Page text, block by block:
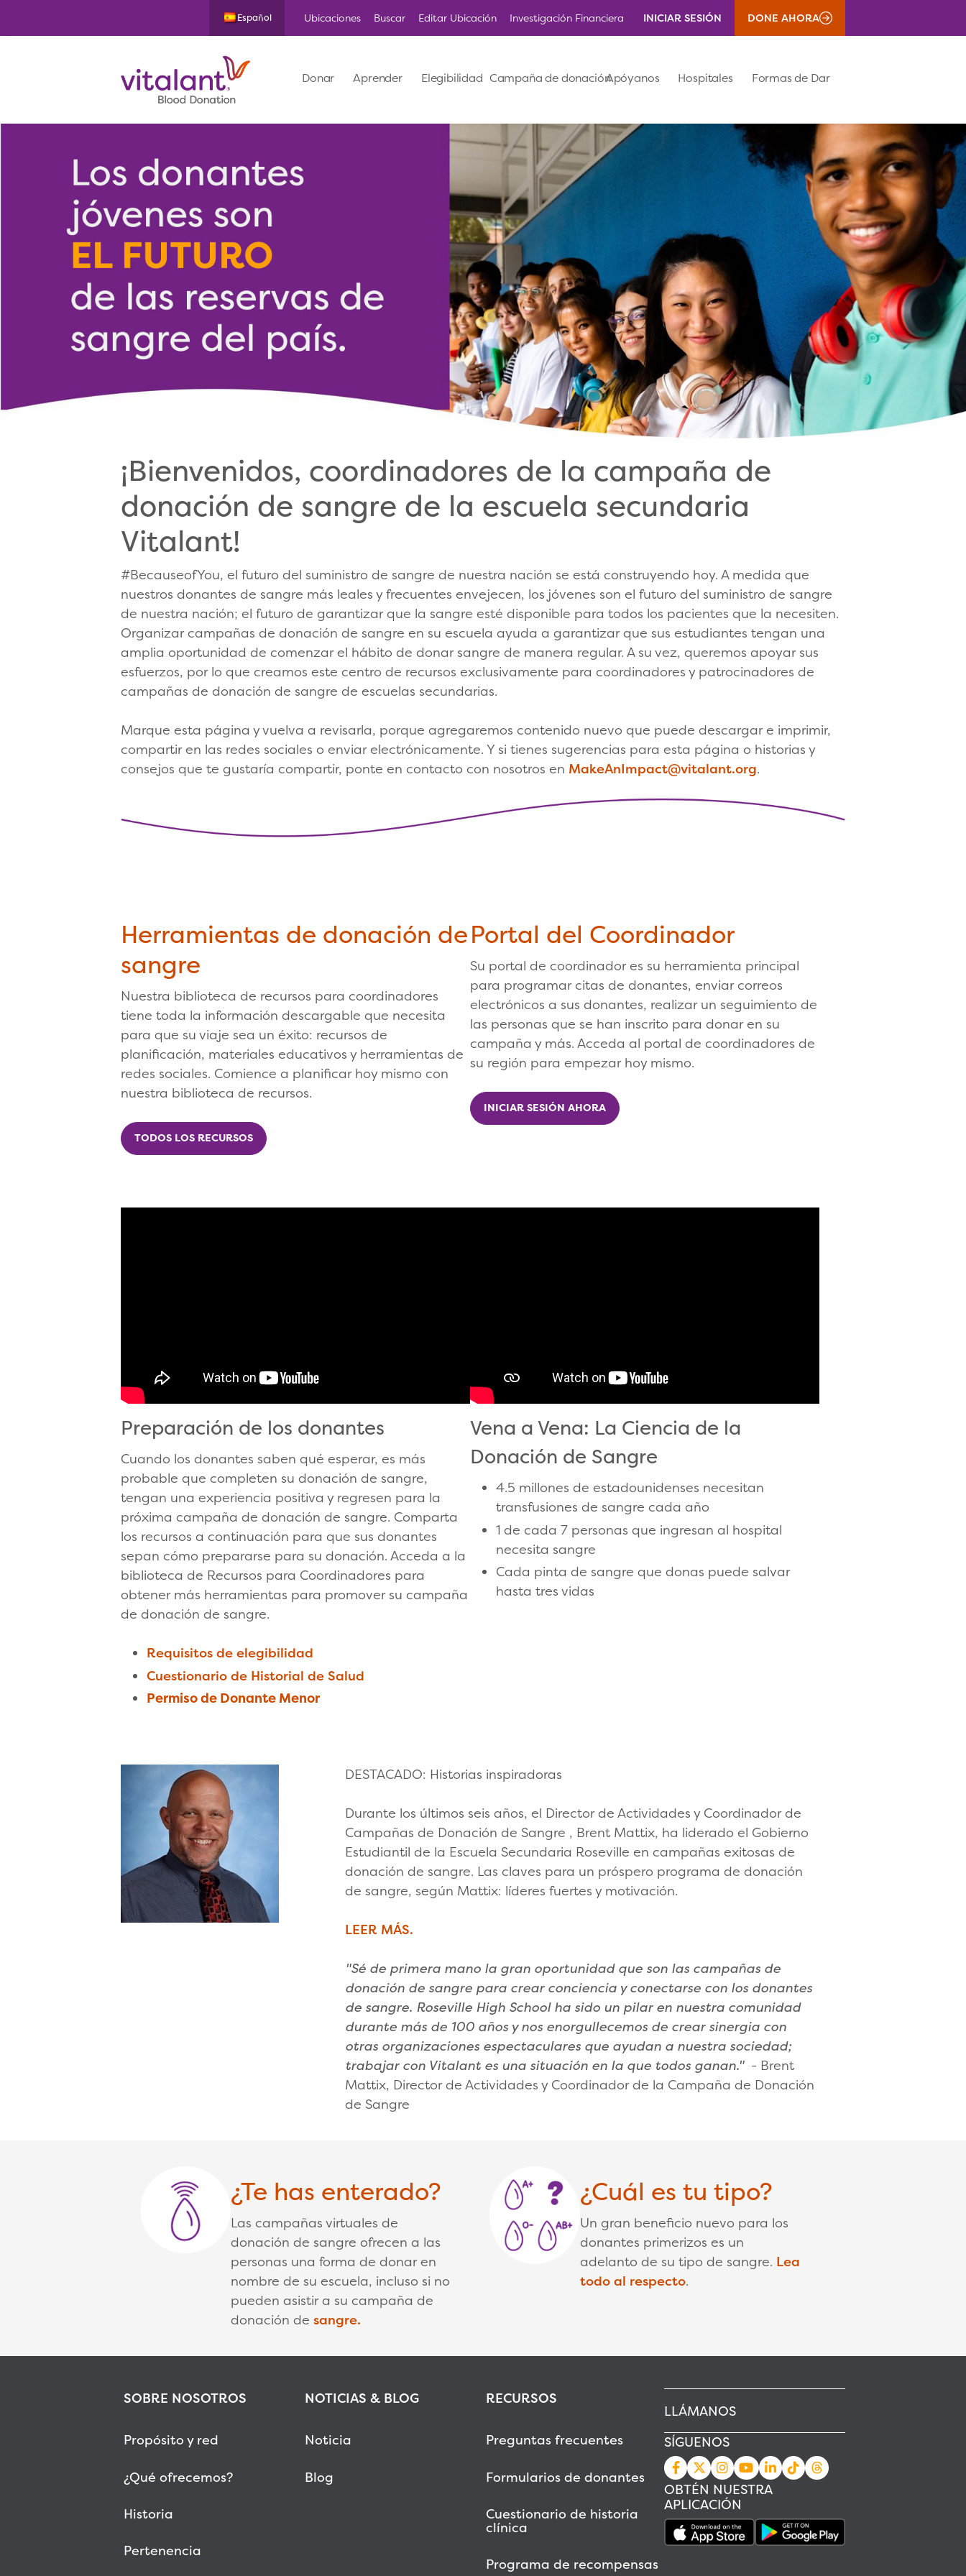
Español Ubicaciones Buscar Editar Ubicación Investigación Financiera INICIAR SESIÓN DONE AHORA
Donar Aprender Elegibilidad Campaña de donaciónApóyanos Hospitales Formas de Dar
¡Bienvenidos, coordinadores de la campaña de
donación de sangre de la escuela secundaria
Vitalant!
#BecauseofYou, el futuro del suministro de sangre de nuestra nación se está construyendo hoy. A medida que
nuestros donantes de sangre más leales y frecuentes envejecen, los jóvenes son el futuro del suministro de sangre
de nuestra nación; el futuro de garantizar que la sangre esté disponible para todos los pacientes que la necesiten.
Organizar campañas de donación de sangre en su escuela ayuda a garantizar que sus estudiantes tengan una
amplia oportunidad de comenzar el hábito de donar sangre de manera regular. A su vez, queremos apoyar sus
esfuerzos, por lo que creamos este centro de recursos exclusivamente para coordinadores y patrocinadores de
campañas de donación de sangre de escuelas secundarias.
Marque esta página y vuelva a revisarla, porque agregaremos contenido nuevo que puede descargar e imprimir,
compartir en las redes sociales o enviar electrónicamente. Y si tienes sugerencias para esta página o historias y
consejos que te gustaría compartir, ponte en contacto con nosotros en MakeAnImpact@vitalant.org.
Herramientas de donación de
sangre
Nuestra biblioteca de recursos para coordinadores
tiene toda la información descargable que necesita
para que su viaje sea un éxito: recursos de
planificación, materiales educativos y herramientas de
redes sociales. Comience a planificar hoy mismo con
nuestra biblioteca de recursos.
TODOS LOS RECURSOS
Portal del Coordinador
Su portal de coordinador es su herramienta principal
para programar citas de donantes, enviar correos
electrónicos a sus donantes, realizar un seguimiento de
las personas que se han inscrito para donar en su
campaña y más. Acceda al portal de coordinadores de
su región para empezar hoy mismo.
INICIAR SESIÓN AHORA
Preparación de los donantes
Cuando los donantes saben qué esperar, es más
probable que completen su donación de sangre,
tengan una experiencia positiva y regresen para la
próxima campaña de donación de sangre. Comparta
los recursos a continuación para que sus donantes
sepan cómo prepararse para su donación. Acceda a la
biblioteca de Recursos para Coordinadores para
obtener más herramientas para promover su campaña
de donación de sangre.
Requisitos de elegibilidad
Cuestionario de Historial de Salud
Permiso de Donante Menor
Vena a Vena: La Ciencia de la
Donación de Sangre
4.5 millones de estadounidenses necesitan
transfusiones de sangre cada año
1 de cada 7 personas que ingresan al hospital
necesita sangre
Cada pinta de sangre que donas puede salvar
hasta tres vidas
DESTACADO: Historias inspiradoras
Durante los últimos seis años, el Director de Actividades y Coordinador de
Campañas de Donación de Sangre , Brent Mattix, ha liderado el Gobierno
Estudiantil de la Escuela Secundaria Roseville en campañas exitosas de
donación de sangre. Las claves para un próspero programa de donación
de sangre, según Mattix: líderes fuertes y motivación.
LEER MÁS.
"Sé de primera mano la gran oportunidad que son las campañas de
donación de sangre para crear conciencia y conectarse con los donantes
de sangre. Roseville High School ha sido un pilar en nuestra comunidad
durante más de 100 años y nos enorgullecemos de crear sinergia con
otras organizaciones espectaculares que ayudan a nuestra sociedad;
trabajar con Vitalant es una situación en la que todos ganan."- Brent
Mattix, Director de Actividades y Coordinador de la Campaña de Donación
de Sangre
¿Te has enterado?
Las campañas virtuales de
donación de sangre ofrecen a las
personas una forma de donar en
nombre de su escuela, incluso si no
pueden asistir a su campaña de
donación de sangre.
¿Cuál es tu tipo?
Un gran beneficio nuevo para los
donantes primerizos es un
adelanto de su tipo de sangre. Lea
todo al respecto.
SOBRE NOSOTROS
Propósito y red
¿Qué ofrecemos?
Historia
Pertenencia
NOTICIAS & BLOG
Noticia
Blog
RECURSOS
Preguntas frecuentes
Formularios de donantes
Cuestionario de historia
clínica
Programa de recompensas
LLÁMANOS
SÍGUENOS
OBTÉN NUESTRA
APLICACIÓN